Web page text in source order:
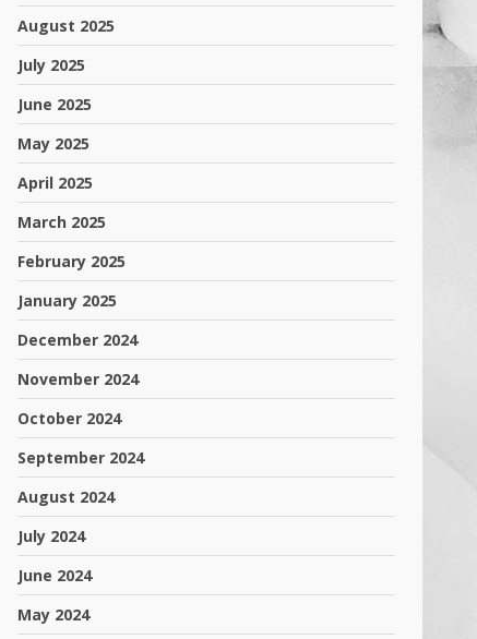
August 2025
July 2025
June 2025
May 2025
April 2025
March 2025
February 2025
January 2025
December 2024
November 2024
October 2024
September 2024
August 2024
July 2024
June 2024
May 2024